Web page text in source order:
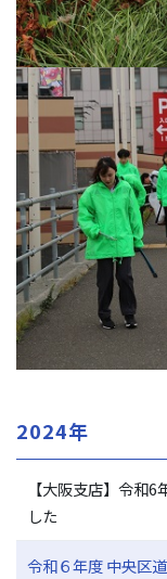
2024年
【大阪支店】令和
した
令和６年度 中央区